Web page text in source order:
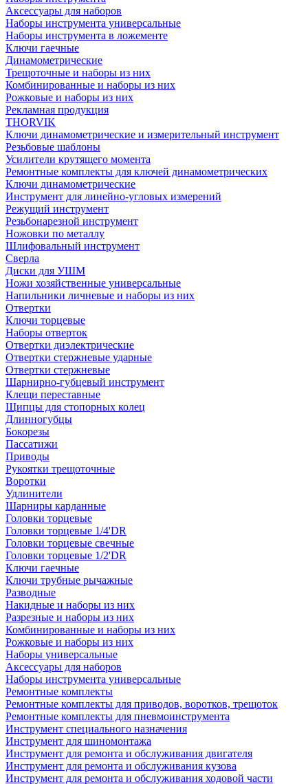
Аксессуары для наборов
Наборы инструмента универсальные
Наборы инструмента в ложементе
Ключи гаечные
Динамометрические
Трещоточные и наборы из них
Комбинированные и наборы из них
Рожковые и наборы из них
Рекламная продукция
THORVIK
Ключи динамометрические и измерительный инструмент
Резьбовые шаблоны
Усилители крутящего момента
Ремонтные комплекты для ключей динамометрических
Ключи динамометрические
Инструмент для линейно-угловых измерений
Режущий инструмент
Резьбонарезной инструмент
Ножовки по металлу
Шлифовальный инструмент
Сверла
Диски для УШМ
Ножи хозяйственные универсальные
Напильники личневые и наборы из них
Отвертки
Ключи торцевые
Наборы отверток
Отвертки диэлектрические
Отвертки стержневые ударные
Отвертки стержневые
Шарнирно-губцевый инструмент
Клещи переставные
Щипцы для стопорных колец
Длинногубцы
Бокорезы
Пассатижи
Приводы
Рукоятки трещоточные
Воротки
Удлинители
Шарниры карданные
Головки торцевые
Головки торцевые 1/4'DR
Головки торцевые свечные
Головки торцевые 1/2'DR
Ключи гаечные
Ключи трубные рычажные
Разводные
Накидные и наборы из них
Разрезные и наборы из них
Комбинированные и наборы из них
Рожковые и наборы из них
Наборы универсальные
Аксессуары для наборов
Наборы инструмента универсальные
Ремонтные комплекты
Ремонтные комплекты для приводов, воротков, трещоток
Ремонтные комплекты для пневмоинструмента
Инструмент специального назначения
Инструмент для шиномонтажа
Инструмент для ремонта и обслуживания двигателя
Инструмент для ремонта и обслуживания кузова
Инструмент для ремонта и обслуживания ходовой части